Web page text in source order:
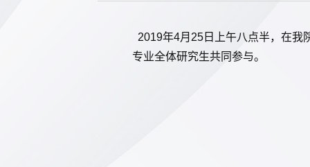
2019年4月 25日上午八点半，在我
专业全体研究生共同参与。